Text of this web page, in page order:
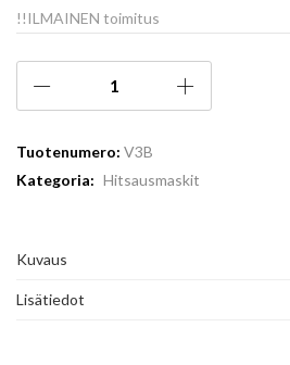
!!ILMAINEN toimitus
Tuotenumero: V3B
Kategoria: Hitsausmaskit
Kuvaus
Lisätiedot